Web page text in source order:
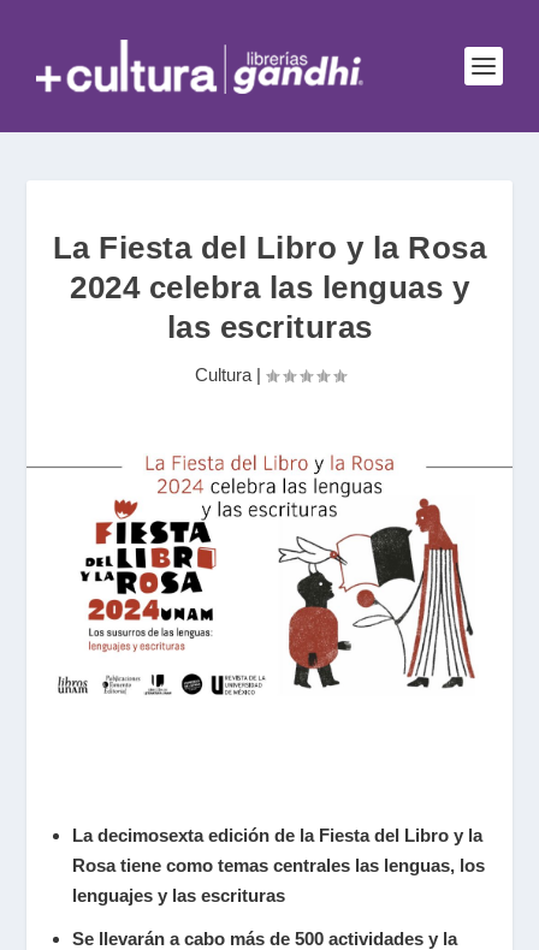
La Fiesta del Libro y la Rosa
2024 celebra las lenguas y
las escrituras
Cultura|
La decimosexta edición de la Fiesta del Libro y la
Rosa tiene como temas centrales las lenguas, los
lenguajes y las escrituras
Se llevarán a cabo más de 500 actividades y la